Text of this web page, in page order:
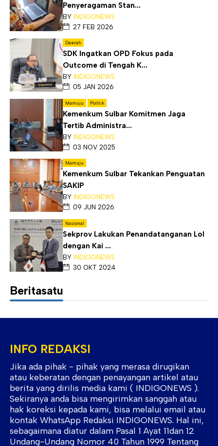
Penyeragaman Stan...
BY INDIGONEWS
27 FEB 2026
Daerah
SDK Ingatkan OPD Fokus pada
Outcome di Tengah K...
BY INDIGONEWS
05 JAN 2026
Mamuju Politik
Kemenkum Sulbar Komitmen Jaga
Tertib Administra...
BY INDIGONEWS
03 NOV 2025
Mamuju
Kemenkum Sulbar Tekankan Penguatan
SAKIP
BY INDIGONEWS
09 JUN 2026
Nasional
Sekprov Lakukan Penandatanganan Lol
dengan Kai ...
BY INDIGONEWS
30 OKT 2024
Beritasatu
INFO REDAKSI
Jika ada pihak - pihak yang merasa dirugikan
atau keberatan dengan penayangan artikel atau
berita yang dirilis media kami ( INDIGONEWS ).
Sekiranya anda bisa mengirimkan sanggah atau
hak koreksi kepada kami, bisa melalui email atau
kontak WhatsApp Redaksi INDIGONEWS. Hal ini,
sebagaimana diatur dalam Pasal 1 Ayat 11dan 12
Undang-Undang Nomor 40 Tahun 1999 Tentang